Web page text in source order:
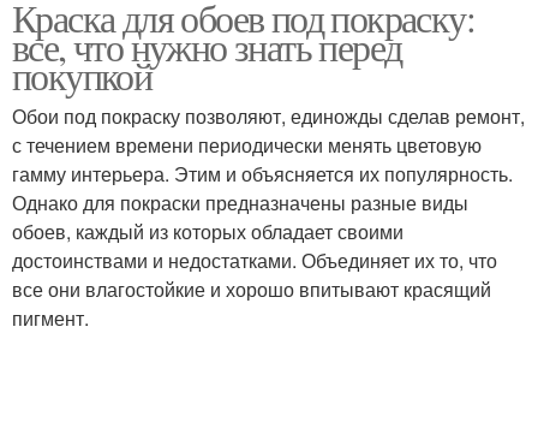
Краска для обоев под покраску:
все, что нужно знать перед
покупкой
Обои под покраску позволяют, единожды сделав ремонт,
с течением времени периодически менять цветовую
гамму интерьера. Этим и объясняется их популярность.
Однако для покраски предназначены разные виды
обоев, каждый из которых обладает своими
достоинствами и недостатками. Объединяет их то, что
все они влагостойкие и хорошо впитывают красящий
пигмент.